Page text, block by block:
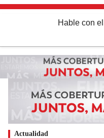
Hable con el
Actualidad